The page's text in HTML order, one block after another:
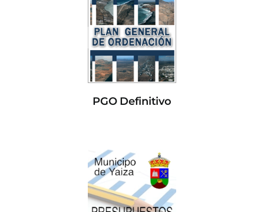
PGO Definitivo